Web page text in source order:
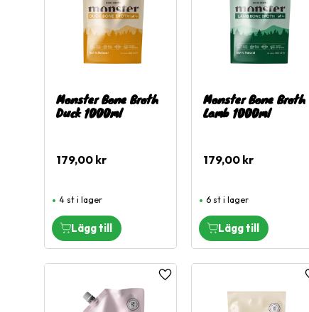
Monster Bone Broth
Duck 1000ml
179,00 kr
4 st i lager
Monster Bone Broth
Lamb 1000ml
179,00kr
6 st i lager
Lägg till i favoriter